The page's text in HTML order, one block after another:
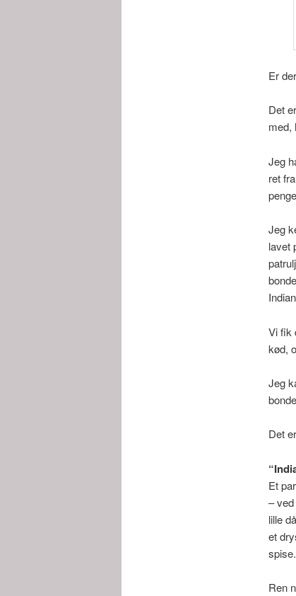
Er
Det
med,
Jeg
ret
Jeg
lavet
Vi fik
kød,
Jeg
Det
Et
–
lille
et
Ren